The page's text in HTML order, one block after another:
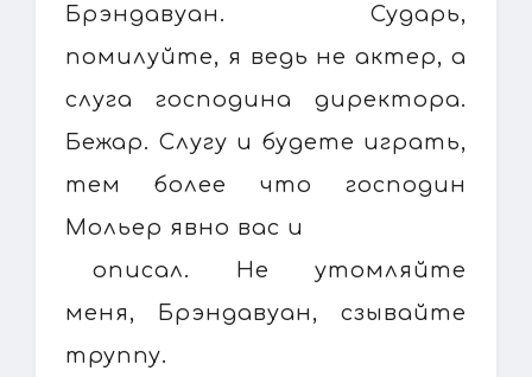
Брэндавуан. Сударь,
помилуйте, я ведь не актер, а
слуга господина директора.
Бежар. Слугу и будете играть,
тем более что господин
Мольер явно вас и
описал. Не утомляйте
меня, Брэндавуан, сзывайте
труппу.